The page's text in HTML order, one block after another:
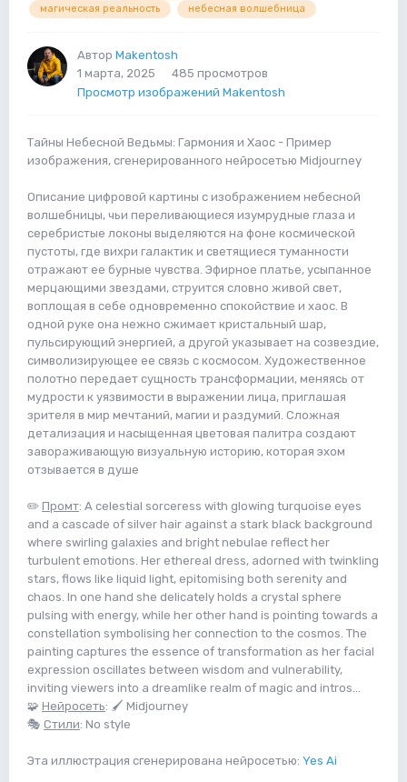
магическая реальность
небесная волшебница
Автор Makentosh
1 марта, 2025
485 просмотров
Просмотр изображений Makentosh
Тайны Небесной Ведьмы: Гармония и Хаос - Пример
изображения, сгенерированного нейросетью Midjourney
Описание цифровой картины с изображением небесной
волшебницы, чьи переливающиеся изумрудные глаза и
серебристые локоны выделяются на фоне космической
пустоты, где вихри галактик и светящиеся туманности
отражают ее бурные чувства. Эфирное платье, усыпанное
мерцающими звездами, струится словно живой свет,
воплощая в себе одновременно спокойствие и хаос. В
одной руке она нежно сжимает кристальный шар,
пульсирующий энергией, а другой указывает на созвездие,
символизирующее ее связь с космосом. Художественное
полотно передает сущность трансформации, меняясь от
мудрости к уязвимости в выражении лица, приглашая
зрителя в мир мечтаний, магии и раздумий. Сложная
детализация и насыщенная цветовая палитра создают
завораживающую визуальную историю, которая эхом
отзывается в душе
✏️ Промт: A celestial sorceress with glowing turquoise eyes
and a cascade of silver hair against a stark black background
where swirling galaxies and bright nebulae reflect her
turbulent emotions. Her ethereal dress, adorned with twinkling
stars, flows like liquid light, epitomising both serenity and
chaos. In one hand she delicately holds a crystal sphere
pulsing with energy, while her other hand is pointing towards a
constellation symbolising her connection to the cosmos. The
painting captures the essence of transformation as her facial
expression oscillates between wisdom and vulnerability,
inviting viewers into a dreamlike realm of magic and intros...
🧩 Нейросеть: 🖌 Midjourney
🎭 Стили: No style
Эта иллюстрация сгенерирована нейросетью: Yes Ai